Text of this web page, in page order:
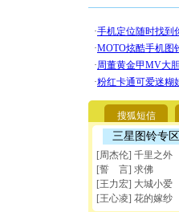
搜狐短信
三星图铃专区
[周杰伦] 千里之外
[誓 言] 求佛
[王力宏] 大城小爱
[王心凌] 花的嫁纱